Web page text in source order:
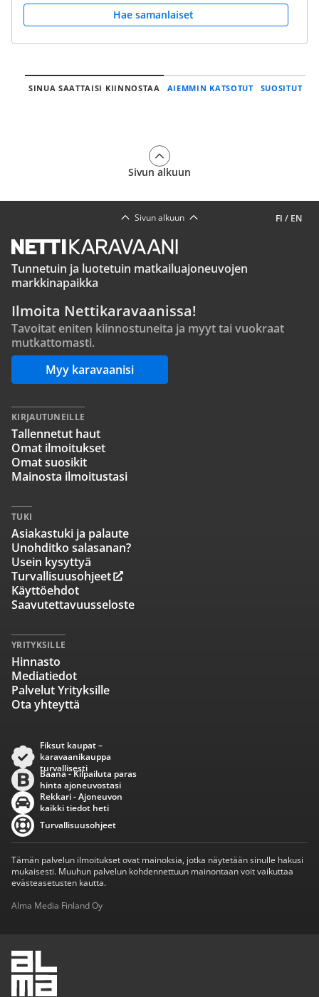
Hae samanlaiset
SINUA SAATTAISI KIINNOSTAA AIEMMIN KATSOTUT SUOSITUT
Sivun alkuun
FI / EN
Sivun alkuun
Tunnetuin ja luotetuin matkailuajoneuvojen
markkinapaikka
Ilmoita Nettikaravaanissa!
Tavoitat eniten kiinnostuneita ja myyt tai vuokraat
mutkattomasti.
Myy karavaanisi
KIRJAUTUNEILLE
Tallennetut haut
Omat ilmoitukset
Omat suosikit
Mainosta ilmoitustasi
TUKI
Asiakastuki ja palaute
Unohditko salasanan?
Usein kysyttyä
Turvallisuusohjeet
Käyttöehdot
Saavutettavuusseloste
YRITYKSILLE
Hinnasto
Mediatiedot
Palvelut Yrityksille
Ota yhteyttä
Fiksut kaupat –
karavaanikauppa
turvallisesti
Baana - Kilpailuta paras
hinta ajoneuvostasi
Rekkari - Ajoneuvon
kaikki tiedot heti
Turvallisuusohjeet
Tämän palvelun ilmoitukset ovat mainoksia, jotka näytetään sinulle hakusi
mukaisesti. Muuhun palvelun kohdennettuun mainontaan voit vaikuttaa
evästeasetusten kautta.
Alma Media Finland Oy